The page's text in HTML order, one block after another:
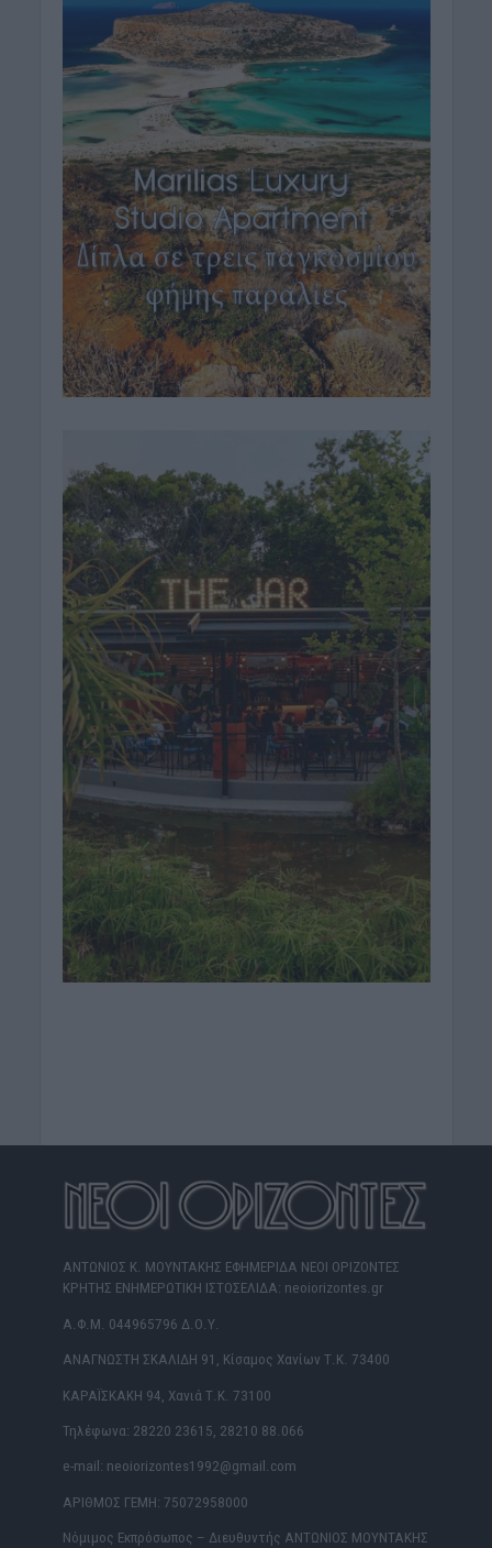
ΑΝΤΩΝΙΟΣ Κ. ΜΟΥΝΤΑΚΗΣ ΕΦΗΜΕΡΙΔΑ ΝΕΟΙ ΟΡΙΖΟΝΤΕΣ
ΚΡΗΤΗΣ ΕΝΗΜΕΡΩΤΙΚΗ ΙΣΤΟΣΕΛΙΔΑ: neoiorizontes.gr
Α.Φ.Μ. 044965796 Δ.Ο.Υ.
ΑΝΑΓΝΩΣΤΗ ΣΚΑΛΙΔΗ 91, Κίσαμος Χανίων Τ.Κ. 73400
ΚΑΡΑΪΣΚΑΚΗ 94, Χανιά Τ.Κ. 73100
Τηλέφωνα: 28220 23615, 28210 88.066
e-mail: neoiorizontes1992@gmail.com
ΑΡΙΘΜΟΣ ΓΕΜΗ: 75072958000
Νόμιμος Εκπρόσωπος – Διευθυντής ΑΝΤΩΝΙΟΣ ΜΟΥΝΤΑΚΗΣ